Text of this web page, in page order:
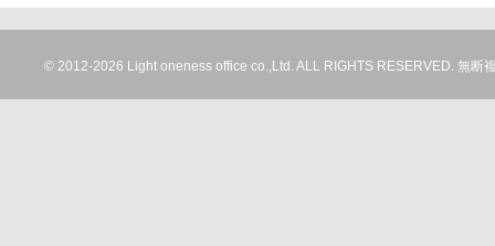
© 2012-2026 Light oneness office co.,Ltd. ALL RIGHTS RESERVED. 無断